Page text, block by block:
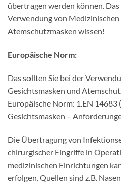
übertragen werden können.
Verwendung von
Atemschutzmasken wissen!
Europäische Norm:
Das sollten Sie bei der
Gesichtsmasken und
Europäische Norm: 1.EN 14683
Gesichtsmasken –
Die Übertragung von
chirurgischer Eingriffe in
medizinischen Einrichtungen
erfolgen. Quellen sind z.B.